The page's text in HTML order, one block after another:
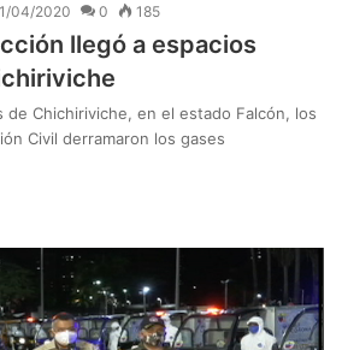
04/2020 0 185
llegó a espacios
de Chichiriviche, en el estado Falcón, los
Civil derramaron los gases